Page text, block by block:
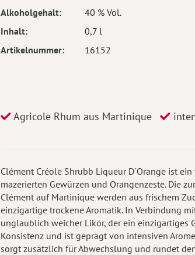
Alkoholgehalt
40 % Vol.
Inhalt
0,7 l
Artikelnummer
16152
Agricole Rhum aus Martinique
Clément Créole Shrubb Liqueur D´Orange ist
mazerierten Gewürzen und Orangenzeste. Die
Clément auf Martinique werden aus frischem
einzigartige trockene Aromatik. In Verbindung
unglaublich weicher Likör, der ein einzigartiges
Konsistenz und ist geprägt von intensiven
sorgt zusätzlich für Abwechslung und rundet